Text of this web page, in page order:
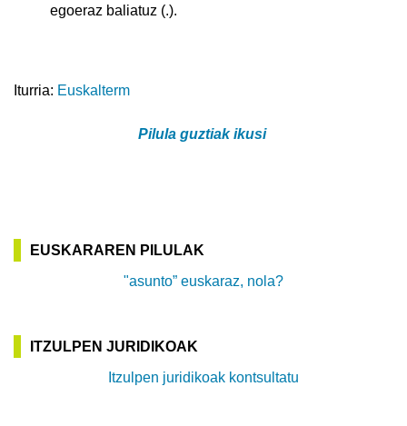
egoeraz baliatuz (.).
Iturria: Euskalterm
Pilula guztiak ikusi
EUSKARAREN PILULAK
"asunto” euskaraz, nola?
ITZULPEN JURIDIKOAK
Itzulpen juridikoak kontsultatu